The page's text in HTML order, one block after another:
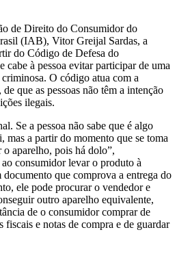
de Direito do Consumidor do
(IAB), Vitor Greijal Sardas, a
do Código de Defesa do
cabe à pessoa evitar participar de uma
O código atua com a
que as pessoas não têm a intenção
ilegais.
Se a pessoa não sabe que é algo
mas a partir do momento que se toma
aparelho, pois há dolo”,
consumidor levar o produto à
que comprova a entrega do
ele pode procurar o vendedor e
outro aparelho equivalente,
de o consumidor comprar de
fiscais e notas de compra e de guardar